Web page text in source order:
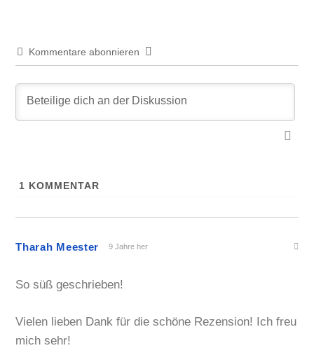
Kommentare abonnieren
1 KOMMENTAR
Tharah Meester 9 Jahre her
So süß geschrieben!
Vielen lieben Dank für die schöne Rezension! Ich freu
mich sehr!